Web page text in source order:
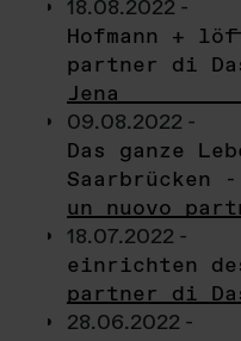
18.08.2022 -
Hofmann +
partner di
Jena
09.08.2022 -
Das ganze
Saarbrücken
un nuovo
18.07.2022 -
einrichten
partner di
28.06.2022 -